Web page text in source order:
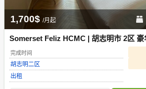
Somerset Feliz HCMC | 胡志明市 2区
完成时间
胡志明二区
出租
1,700$ /月起